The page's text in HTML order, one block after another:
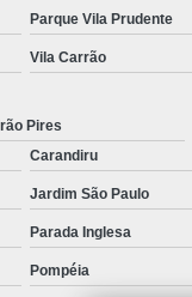
Parque Vila Prudente
Vila Carrão
Pires
Carandiru
Jardim São Paulo
Parada Inglesa
Pompéia